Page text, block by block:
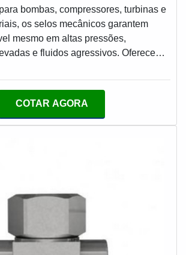
bombas, compressores, turbinas e
os selos mecânicos garantem
mesmo em altas pressões,
e fluidos agressivos. Oferecem
em menor custo de
de personalização, asseguramos o
COTAR AGORA